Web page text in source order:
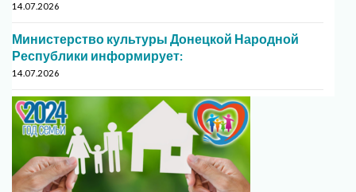
14.07.2026
Министерство культуры Донецкой Народной
Республики информирует:
14.07.2026